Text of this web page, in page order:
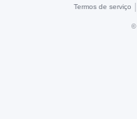
Termos de serviço
©